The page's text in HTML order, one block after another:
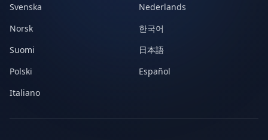
Svenska
Nederlands
Norsk
한국어
Suomi
日本語
Polski
Español
Italiano